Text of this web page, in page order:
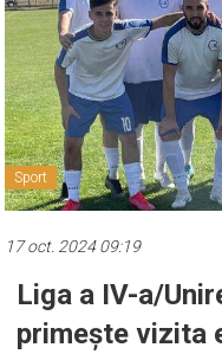
Sport
17 oct. 2024 09:19
Liga a IV-a/
primește vizita